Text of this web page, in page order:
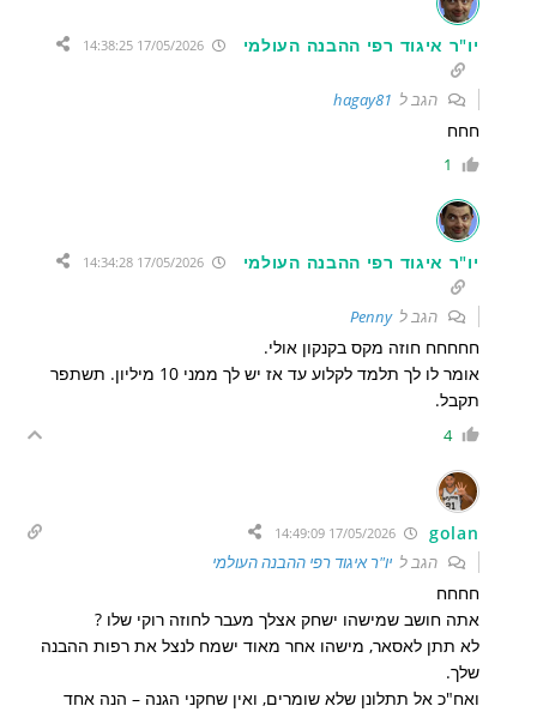
יו"ר איגוד רפי ההבנה העולמי 17/05/2026 14:38:25
הגב ל hagay81
חחח
1
יו"ר איגוד רפי ההבנה העולמי 17/05/2026 14:34:28
הגב לPenny
חחחחח חוזה מקס בקנקון אולי.
אומר לו לך תלמד לקלוע עד אז יש לך ממני 10 מיליון. תשתפר
תקבל.
4
golan
הגב ליו"ר איגוד רפי ההבנה העולמי
חחחח
אתה חושב שמישהו ישחק אצלך מעבר לחוזה רוקי שלו ?
לא תתן לאסאר, מישהו אחר מאוד ישמח לנצל את רפות ההבנה
שלך.
ואח"כ אל תתלונן שלא שומרים, ואין שחקני הגנה – הנה אחד